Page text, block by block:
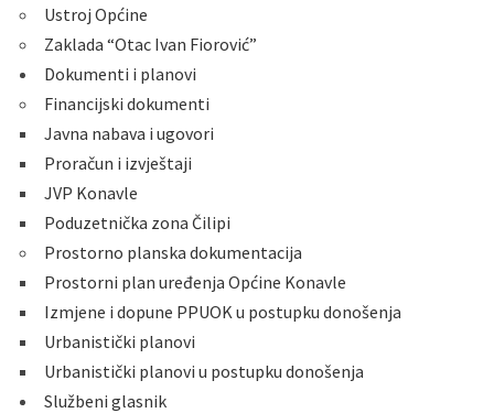
Ustroj Općine
Zaklada “Otac Ivan Fiorović”
Dokumenti i planovi
Financijski dokumenti
Javna nabava i ugovori
Proračun i izvještaji
JVP Konavle
Poduzetnička zona Čilipi
Prostorno planska dokumentacija
Prostorni plan uređenja Općine Konavle
Izmjene i dopune PPUOK u postupku donošenja
Urbanistički planovi
Urbanistički planovi u postupku donošenja
Službeni glasnik